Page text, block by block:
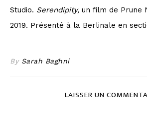
Studio. Serendipity, un film de Prune
2019. Présenté à la Berlinale en
By Sarah Baghni
LAISSER UN